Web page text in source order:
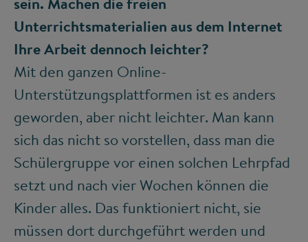
Unterrichtsmaterialien aus dem Internet
Ihre Arbeit dennoch leichter?
Mit den ganzen Online-
Unterstützungsplattformen ist es anders
geworden, aber nicht leichter. Man kann
sich das nicht so vorstellen, dass man die
Schülergruppe vor einen solchen Lehrpfad
setzt und nach vier Wochen können die
Kinder alles. Das funktioniert nicht, sie
müssen dort durchgeführt werden und